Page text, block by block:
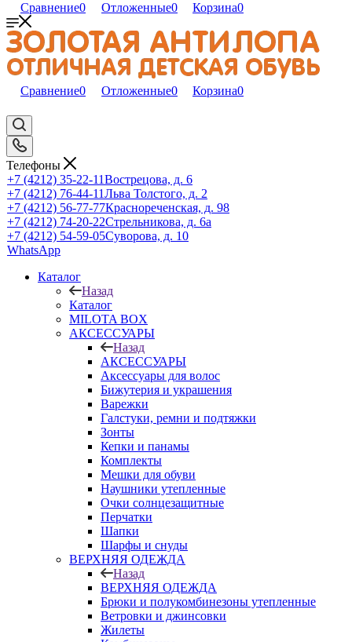
Сравнение0 Отложенные0 Корзина0
Сравнение0 Отложенные0 Корзина0
Телефоны
+7 (4212) 35-22-11Вострецова, д. 6
+7 (4212) 76-44-11Льва Толстого, д. 2
+7 (4212) 56-77-77Краснореченская, д. 98
+7 (4212) 74-20-22Стрельникова, д. 6а
+7 (4212) 54-59-05Суворова, д. 10
WhatsApp
Каталог
Назад
Каталог
MILOTA BOX
АКСЕССУАРЫ
Назад
АКСЕССУАРЫ
Аксессуары для волос
Бижутерия и украшения
Варежки
Галстуки, ремни и подтяжки
Зонты
Кепки и панамы
Комплекты
Мешки для обуви
Наушники утепленные
Очки солнцезащитные
Перчатки
Шапки
Шарфы и снуды
ВЕРХНЯЯ ОДЕЖДА
Назад
ВЕРХНЯЯ ОДЕЖДА
Брюки и полукомбинезоны утепленные
Ветровки и джинсовки
Жилеты